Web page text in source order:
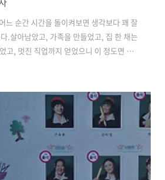
느 순간 시간을 돌이켜보면 생각보다 꽤 잘
.살아남았고, 가족을 만들었고, 집 한 채는
고, 멋진 직업까지 얻었으니 이 정도면 나
음이 편치 않지? 아침에 문득 사람들에 대
는 것은 그들이 가진 삶에 대한 여유와 신
는 생각이었다. 그러고 보니 나는 여유를
책, 공연, 혹은 술 한잔) 조차도 마치 일을
다. 당연히 내 신경을 팽팽하게 줄이 당겨
서조차 마음의 안식을 얻을 수 ..